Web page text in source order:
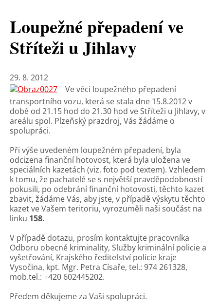
Loupežné přepadení ve
Stříteži u Jihlavy
29. 8. 2012
Ve věci loupežného přepadení
transportního vozu, která se stala dne 15.8.2012 v
době od 21.15 hod do 21.30 hod ve Stříteži u Jihlavy, v
areálu spol. Plzeňský prazdroj, Vás žádáme o
spolupráci.
Při výše uvedeném loupežném přepadení, byla
odcizena finanční hotovost, která byla uložena ve
speciálních kazetách (viz. foto pod textem). Vzhledem
k tomu, že pachatelé se s největší pravděpodobností
pokusili, po odebrání finanční hotovosti, těchto kazet
zbavit, žádáme Vás, aby jste, v případě výskytu těchto
kazet ve Vašem teritoriu, vyrozuměli naši součást na
linku 158.
V případě dotazu, prosím kontaktujte pracovníka
Odboru obecné kriminality, Služby kriminální policie a
vyšetřování, Krajského ředitelství policie kraje
Vysočina, kpt. Mgr. Petra Císaře, tel.: 974 261328,
mob.tel.: +420 602445202.
Předem děkujeme za Vaši spolupráci.